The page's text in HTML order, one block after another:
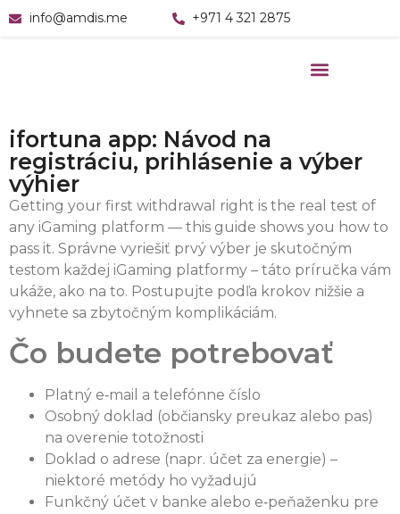
info@amdis.me +971 4 321 2875
ifortuna app: Návod na
registráciu, prihlásenie a výber
výhier
Getting your first withdrawal right is the real test of
any iGaming platform — this guide shows you how to
pass it. Správne vyriešiť prvý výber je skutočným
testom každej iGaming platformy – táto príručka vám
ukáže, ako na to. Postupujte podľa krokov nižšie a
vyhnete sa zbytočným komplikáciám.
Čo budete potrebovať
Platný e‑mail a telefónne číslo
Osobný doklad (občiansky preukaz alebo pas)
na overenie totožnosti
Doklad o adrese (napr. účet za energie) –
niektoré metódy ho vyžadujú
Funkčný účet v banke alebo e‑peňaženku pre